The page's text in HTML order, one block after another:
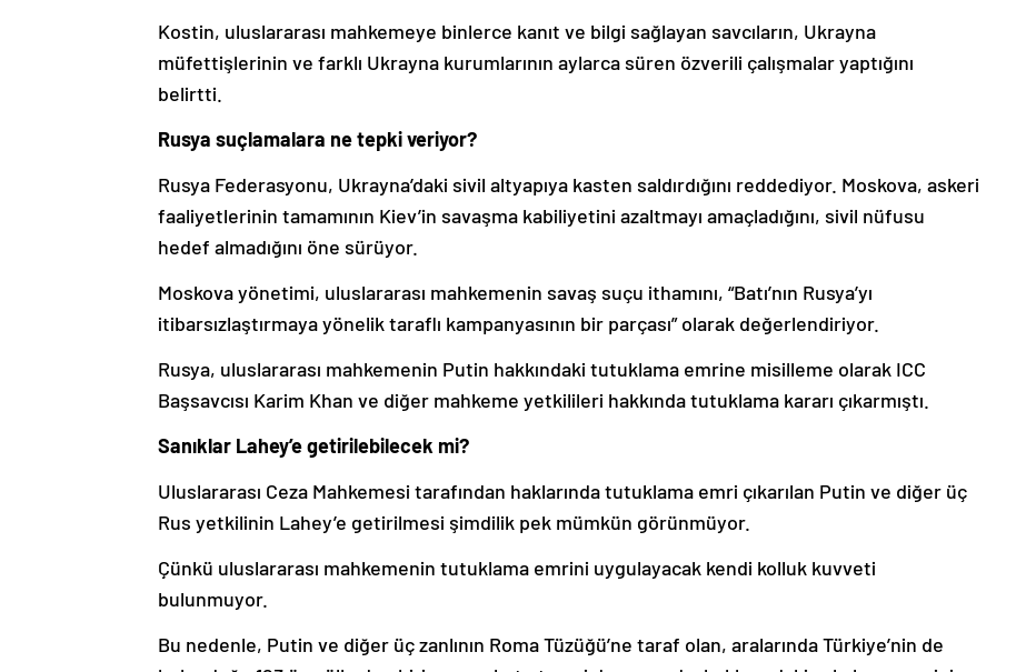
Kostin, uluslararası mahkemeye binlerce kanıt ve bilgi sağlayan savcıların, Ukrayna
müfettişlerinin ve farklı Ukrayna kurumlarının aylarca süren özverili çalışmalar yaptığını
belirtti.
Rusya suçlamalara ne tepki veriyor?
Rusya Federasyonu, Ukrayna’daki sivil altyapıya kasten saldırdığını reddediyor. Moskova, askeri
faaliyetlerinin tamamının Kiev’in savaşma kabiliyetini azaltmayı amaçladığını, sivil nüfusu
hedef almadığını öne sürüyor.
Moskova yönetimi, uluslararası mahkemenin savaş suçu ithamını, “Batı’nın Rusya’yı
itibarsızlaştırmaya yönelik taraflı kampanyasının bir parçası” olarak değerlendiriyor.
Rusya, uluslararası mahkemenin Putin hakkındaki tutuklama emrine misilleme olarak ICC
Başsavcısı Karim Khan ve diğer mahkeme yetkilileri hakkında tutuklama kararı çıkarmıştı.
Sanıklar Lahey’e getirilebilecek mi?
Uluslararası Ceza Mahkemesi tarafından haklarında tutuklama emri çıkarılan Putin ve diğer üç
Rus yetkilinin Lahey’e getirilmesi şimdilik pek mümkün görünmüyor.
Çünkü uluslararası mahkemenin tutuklama emrini uygulayacak kendi kolluk kuvveti
bulunmuyor.
Bu nedenle, Putin ve diğer üç zanlının Roma Tüzüğü’ne taraf olan, aralarında Türkiye’nin de